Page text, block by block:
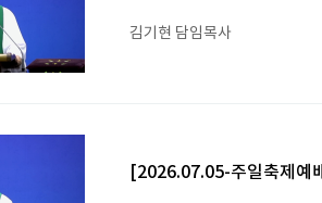
김기현 담임목사
[2026.07.05-주일축제예